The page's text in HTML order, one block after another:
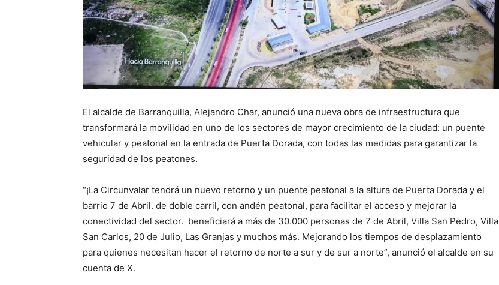
El alcalde de Barranquilla, Alejandro Char, anunció una nueva obra de infraestructura que
transformará la movilidad en uno de los sectores de mayor crecimiento de la ciudad: un puente
vehicular y peatonal en la entrada de Puerta Dorada, con todas las medidas para garantizar la
seguridad de los peatones.
“¡La Circunvalar tendrá un nuevo retorno y un puente peatonal a la altura de Puerta Dorada y el
barrio 7 de Abril. de doble carril, con andén peatonal, para facilitar el acceso y mejorar la
conectividad del sector. beneficiará a más de 30.000 personas de 7 de Abril, Villa San Pedro, Villa
San Carlos, 20 de Julio, Las Granjas y muchos más. Mejorando los tiempos de desplazamiento
para quienes necesitan hacer el retorno de norte a sur y de sur a norte”, anunció el alcalde en su
cuenta de X.